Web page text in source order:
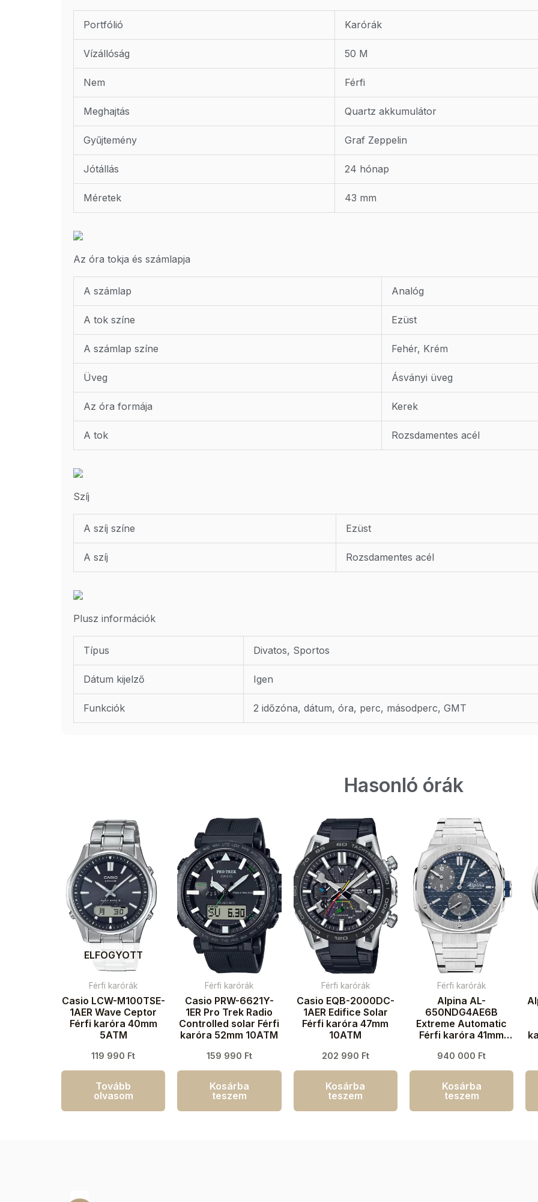
Portfólió Karórák
Vízállóság 50 M
Nem Férfi
Meghajtás Quartz akkumulátor
Gyűjtemény Graf Zeppelin
Jótállás 24 hónap
Méretek 43 mm
Az óra tokja és számlapja
A számlap Analóg
A tok színe Ezüst
A számlap színe Fehér, Krém
Üveg Ásványi üveg
Az óra formája Kerek
A tok Rozsdamentes acél
Szíj
A szíj színe Ezüst
A szíj Rozsdamentes acél
Plusz információk
Típus Divatos, Sportos
Dátum kijelző Igen
Funkciók 2 időzóna, dátum, óra, perc, másodperc, GMT
Hasonló órák
ELFOGYOTT
Férfi karórák
Casio LCW-M100TSE-
1AER Wave Ceptor
Férfi karóra 40mm
5ATM
119 990 Ft
Tovább
olvasom
Férfi karórák
Casio PRW-6621Y-
1ER Pro Trek Radio
Controlled solar Férfi
karóra 52mm 10ATM
159 990 Ft
Kosárba
teszem
Férfi karórák
Casio EQB-2000DC-
1AER Edifice Solar
Férfi karóra 47mm
10ATM
202 990 Ft
Kosárba
teszem
Férfi karórák
Alpina AL-
650NDG4AE6B
Extreme Automatic
Férfi karóra 41mm
940 000 Ft
Kosárba
teszem